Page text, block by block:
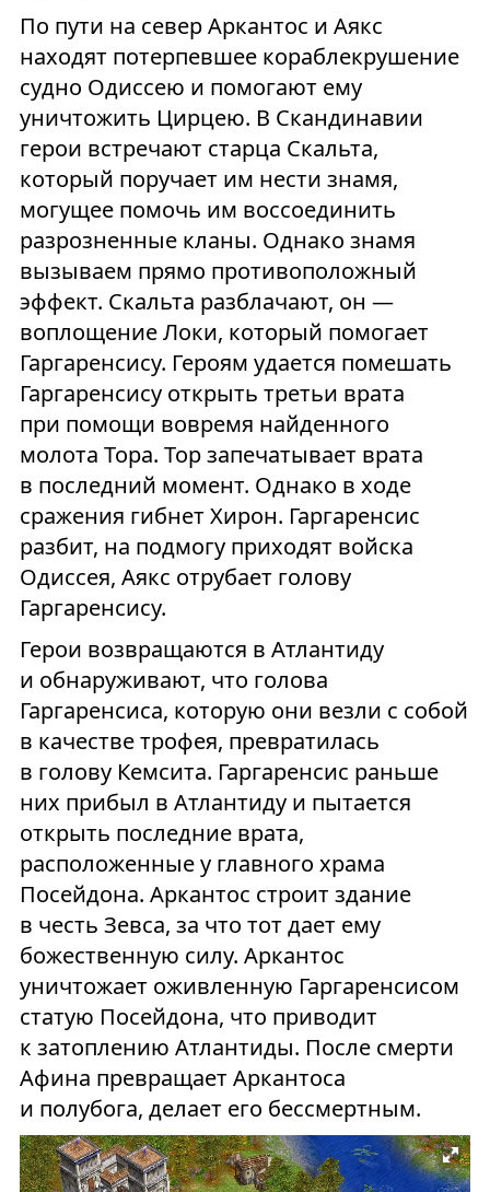
По пути на север Аркантос и Аякс
находят потерпевшее кораблекрушение
судно Одиссею и помогают ему
уничтожить Цирцею. В Скандинавии
герои встречают старца Скальта,
который поручает им нести знамя,
могущее помочь им воссоединить
разрозненные кланы. Однако знамя
вызываем прямо противоположный
эффект. Скальта разблачают, он —
воплощение Локи, который помогает
Гаргаренсису. Героям удается помешать
Гаргаренсису открыть третьи врата
при помощи вовремя найденного
молота Тора. Тор запечатывает врата
в последний момент. Однако в ходе
сражения гибнет Хирон. Гаргаренсис
разбит, на подмогу приходят войска
Одиссея, Аякс отрубает голову
Гаргаренсису.
Герои возвращаются в Атлантиду
и обнаруживают, что голова
Гаргаренсиса, которую они везли с собой
в качестве трофея, превратилась
в голову Кемсита. Гаргаренсис раньше
них прибыл в Атлантиду и пытается
открыть последние врата,
расположенные у главного храма
Посейдона. Аркантос строит здание
в честь Зевса, за что тот дает ему
божественную силу. Аркантос
уничтожает оживленную Гаргаренсисом
статую Посейдона, что приводит
к затоплению Атлантиды. После смерти
Афина превращает Аркантоса
и полубога, делает его бессмертным.